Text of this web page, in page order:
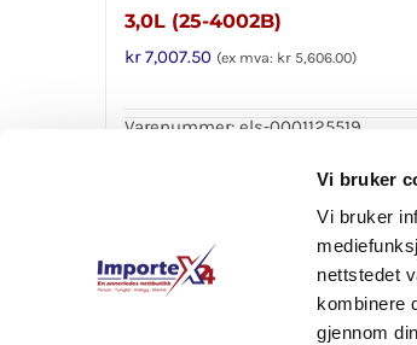
Vi bruker
Vi bruker
nettstedet
kombinere
gjennom
3,0L (25-4002B)
kr7,007.50 (ex mva: kr 5,606.00)
Varenummer: els-0001125519
Detaljer